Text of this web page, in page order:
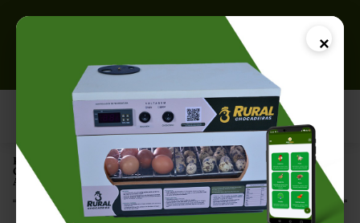
×
Página Inicial |
Chocadeira Portátil: Praticidade e Eficiência na Incubação
Artificial de Ovos